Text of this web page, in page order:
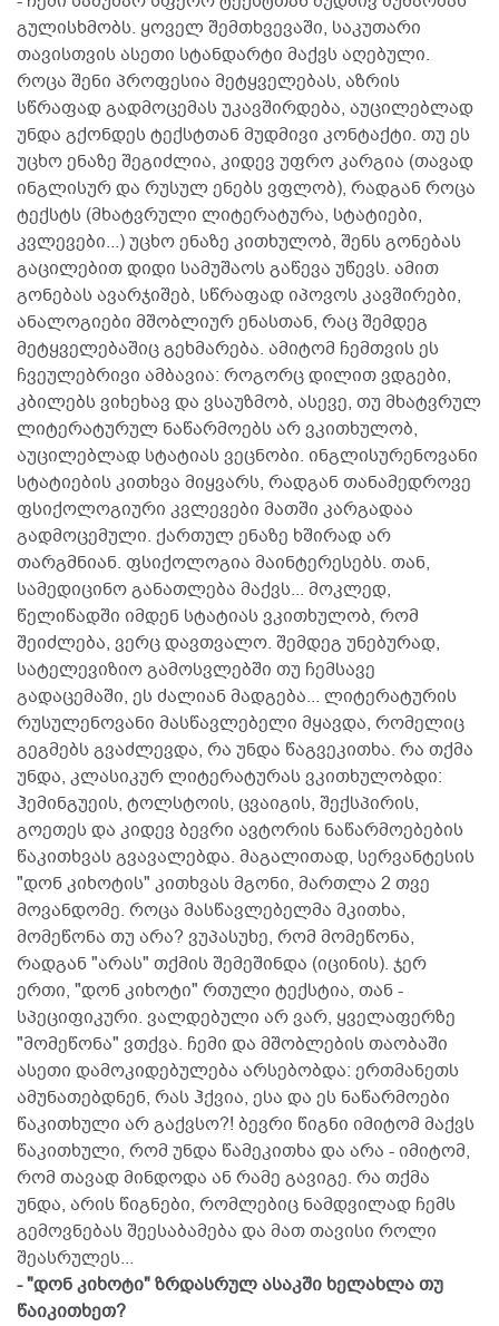
გულისხმობს. ყოველ შემთხვევაში, საკუთარი
თავისთვის ასეთი სტანდარტი მაქვს აღებული.
როცა შენი პროფესია მეტყველებას, აზრის
სწრაფად გადმოცემას უკავშირდება, აუცილებლად
უნდა გქონდეს ტექსტთან მუდმივი კონტაქტი. თუ ეს
უცხო ენაზე შეგიძლია, კიდევ უფრო კარგია (თავად
ინგლისურ და რუსულ ენებს ვფლობ), რადგან როცა
ტექსტს (მხატვრული ლიტერატურა, სტატიები,
კვლევები...) უცხო ენაზე კითხულობ, შენს გონებას
გაცილებით დიდი სამუშაოს გაწევა უწევს. ამით
გონებას ავარჯიშებ, სწრაფად იპოვოს კავშირები,
ანალოგიები მშობლიურ ენასთან, რაც შემდეგ
მეტყველებაშიც გეხმარება. ამიტომ ჩემთვის ეს
ჩვეულებრივი ამბავია: როგორც დილით ვდგები,
კბილებს ვიხეხავ და ვსაუზმობ, ასევე, თუ მხატვრულ
ლიტერატურულ ნაწარმოებს არ ვკითხულობ,
აუცილებლად სტატიას ვეცნობი. ინგლისურენოვანი
სტატიების კითხვა მიყვარს, რადგან თანამედროვე
ფსიქოლოგიური კვლევები მათში კარგადაა
გადმოცემული. ქართულ ენაზე ხშირად არ
თარგმნიან. ფსიქოლოგია მაინტერესებს. თან,
სამედიცინო განათლება მაქვს... მოკლედ,
წელიწადში იმდენ სტატიას ვკითხულობ, რომ
შეიძლება, ვერც დავთვალო. შემდეგ უნებურად,
სატელევიზიო გამოსვლებში თუ ჩემსავე
გადაცემაში, ეს ძალიან მადგება... ლიტერატურის
რუსულენოვანი მასწავლებელი მყავდა, რომელიც
გეგმებს გვაძლევდა, რა უნდა წაგვეკითხა. რა თქმა
უნდა, კლასიკურ ლიტერატურას ვკითხულობდი:
ჰემინგუეის, ტოლსტოის, ცვაიგის, შექსპირის,
გოეთეს და კიდევ ბევრი ავტორის ნაწარმოებების
წაკითხვას გვავალებდა. მაგალითად, სერვანტესის
"დონ კიხოტის" კითხვას მგონი, მართლა 2 თვე
მოვანდომე. როცა მასწავლებელმა მკითხა,
მომეწონა თუ არა? ვუპასუხე, რომ მომეწონა,
რადგან "არას" თქმის შემეშინდა (იცინის). ჯერ
ერთი, "დონ კიხოტი" რთული ტექსტია, თან -
სპეციფიკური. ვალდებული არ ვარ, ყველაფერზე
"მომეწონა" ვთქვა. ჩემი და მშობლების თაობაში
ასეთი დამოკიდებულება არსებობდა: ერთმანეთს
ამუნათებდნენ, რას ჰქვია, ესა და ეს ნაწარმოები
წაკითხული არ გაქვსო?! ბევრი წიგნი იმიტომ მაქვს
წაკითხული, რომ უნდა წამეკითხა და არა - იმიტომ,
რომ თავად მინდოდა ან რამე გავიგე. რა თქმა
უნდა, არის წიგნები, რომლებიც ნამდვილად ჩემს
გემოვნებას შეესაბამება და მათ თავისი როლი
შეასრულეს...
- "დონ კიხოტი" ზრდასრულ ასაკში ხელახლა თუ
წაიკითხეთ?